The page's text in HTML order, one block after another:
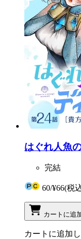
はぐれ人魚
完結
60/¥66(税
カートに追
カートに追加